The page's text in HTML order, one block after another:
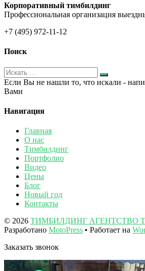
Корпоративный тимбилдинг
Профессиональная организация
+7 (495) 972-11-12
Поиск
Если Вы не нашли то, что искали -
Вами
Навигация
Главная
О нас
Тимбилдинг
Портфолио
Видео
Цены
Блог
Новый год
Контакты
© 2026 ТИМБИЛДИНГ АГЕНТСТВО
Разработано MotoPress • Работает на
Заказать звонок